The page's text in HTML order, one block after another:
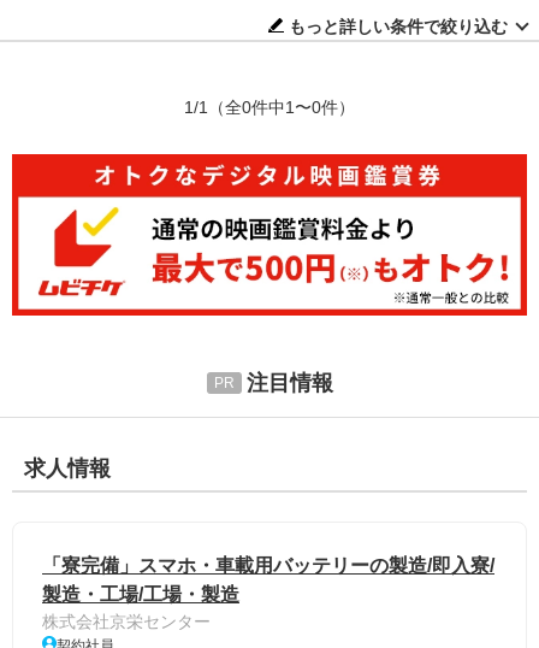
もっと詳しい条件で絞り込む
1/1 （全0件中1〜0件）
注目情報
求人情報
「寮完備」スマホ・車載用バッテリーの製造/即入寮/
製造・工場/工場・製造
株式会社京栄センター